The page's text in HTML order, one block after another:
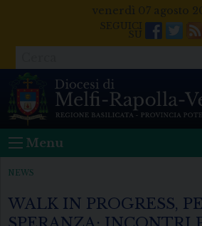
venerdì 07 agosto
Menu
NEWS
WALK IN PROGRESS,